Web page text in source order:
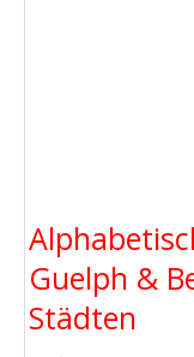
Guelph &
Städten